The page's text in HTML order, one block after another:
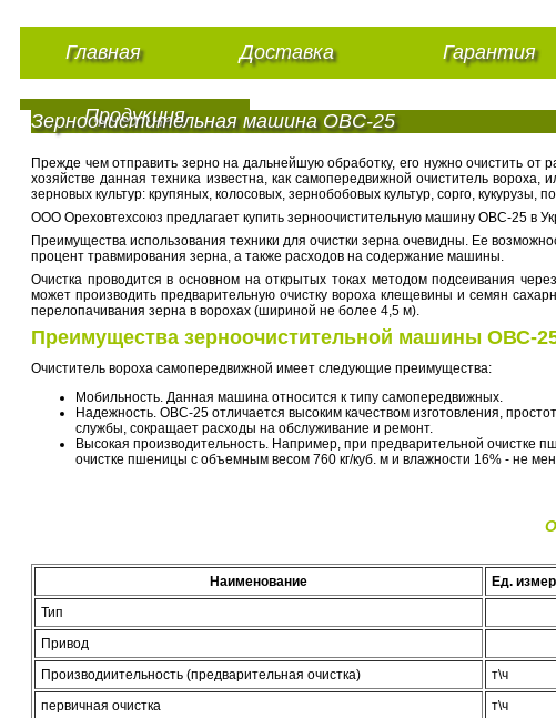
Главная Доставка Гарантия
Продукция
Зерноочистительная машина ОВС-25
Прежде чем отправить зерно на дальнейшую обработку, его нужно очистить
хозяйстве данная техника известна, как самопередвижной очиститель
зерновых культур: крупяных, колосовых, зернобобовых культур, сорго, кукурузы,
ООО Ореховтехсоюз предлагает купить зерноочистительную машину ОВС-25 в
Преимущества использования техники для очистки зерна очевидны. Ее
процент травмирования зерна, а также расходов на содержание машины.
Очистка проводится в основном на открытых токах методом подсеивания
может производить предварительную очистку вороха клещевины и семян
перелопачивания зерна в ворохах (шириной не более 4,5 м).
Преимущества зерноочистительной машины ОВС-
Очиститель вороха самопередвижной имеет следующие преимущества:
Мобильность. Данная машина относится к типу самопередвижных.
Надежность. ОВС-25 отличается высоким качеством изготовления,
службы, сокращает расходы на обслуживание и ремонт.
Высокая производительность. Например, при предварительной очистке
очистке пшеницы с объемным весом 760 кг/куб. м и влажности 16% - не
Наименование Ед.
Тип
Привод
Производиительность (предварительная очистка)
т\ч
первичная очистка
т\ч